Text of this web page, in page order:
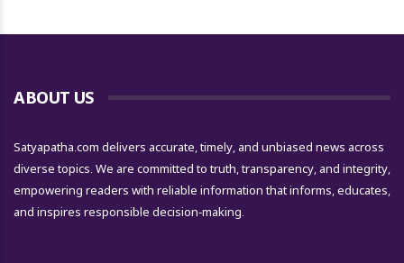
ABOUT US
Satyapatha.com delivers accurate, timely, and unbiased news across
diverse topics. We are committed to truth, transparency, and integrity,
empowering readers with reliable information that informs, educates,
and inspires responsible decision-making.